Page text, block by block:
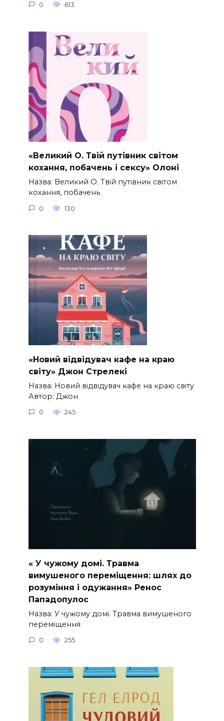
0 613
«Великий О. Твій путівник світом
кохання, побачень і сексу» Олоні
Назва: Великий О. Твій путівник світом
кохання, побачень
0 130
«Новий відвідувач кафе на краю
світу» Джон Стрелекі
Назва: Новий відвідувач кафе на краю світу
Автор: Джон
0 245
« У чужому домі. Травма
вимушеного переміщення: шлях до
розуміння і одужання» Ренос
Пападопулос
Назва: У чужому домі. Травма вимушеного
переміщення
0 255